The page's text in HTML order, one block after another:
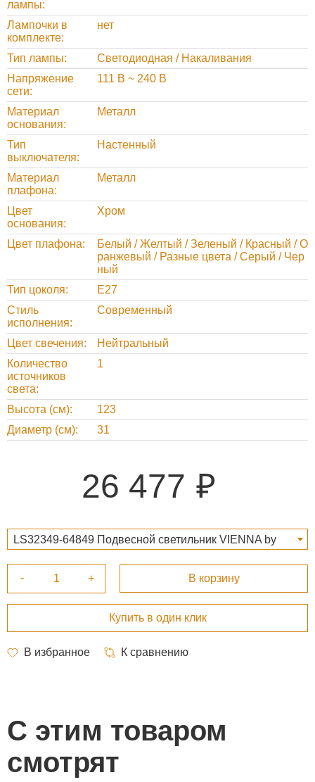
лампы
Лампочки в
комплекте
нет
Тип лампы
Светодиодная / Накаливания
Напряжение
сети
111 В ~ 240 В
Материал
основания
Металл
Тип
выключателя
Настенный
Материал
плафона
Металл
Цвет
основания
Хром
Цвет плафона
Белый / Желтый / Зеленый / Красный / О
ранжевый / Разные цвета / Серый / Чер
ный
Тип цоколя
E27
Стиль
исполнения
Современный
Цвет свечения
Нейтральный
Количество
источников
света
1
Высота (см)
123
Диаметр (см)
31
26 477
LS32349-64849 Подвесной светильник VIENNA by
С этим товаром
смотрят